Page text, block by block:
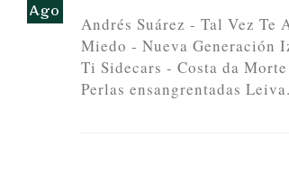
Ago
Andrés Suárez - Tal Vez
Miedo - Nueva Generación
Ti Sidecars - Costa da
Perlas ensangrentadas